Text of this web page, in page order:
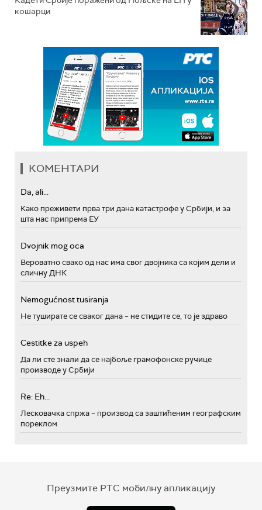
кошарци
КОМЕНТАРИ
Da, ali...
Како преживети прва три дана катастрофе у Србији, и за
шта нас припрема ЕУ
Dvojnik mog oca
Вероватно свако од нас има свог двојника са којим дели и
сличну ДНК
Nemogućnost tusiranja
Не туширате се сваког дана – не стидите се, то је здраво
Cestitke za uspeh
Да ли сте знали да се најбоље грамофонске ручице
производе у Србији
Re: Eh...
Лесковачка спржа – производ са заштићеним географским
пореклом
Преузмите РТС мобилну апликацију